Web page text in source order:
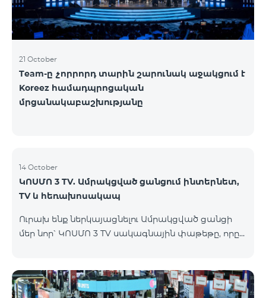
հավելվածի միջոցով։ Սակագնային փաթեթի
արժեքները ներկայացվա
21 October
Team-ը չորրորդ տարին շարունակ աջակցում է
Koreez համադպրոցական
մրցանակաբաշխությանը
14 October
ԿՈՍՄՈ 3 TV. Ամրակցված ցանցում ինտերնետ,
TV և հեռախոսակապ
Ուրախ ենք ներկայացնելու Ամրակցված ցանցի
մեր նոր՝ ԿՈՍՄՈ 3 TV սակագնային փաթեթը, որը
ժամանակակից լուծումներ յուրաքանչյուր տան
համար, որը հասանելի կլինի Վարդենիս և